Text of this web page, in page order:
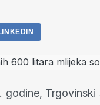
godine,